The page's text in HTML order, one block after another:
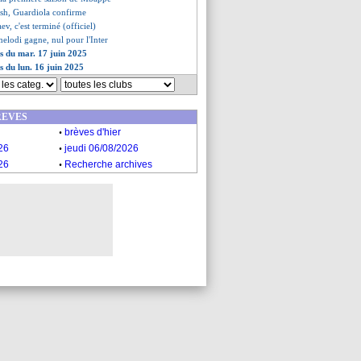
Guardiola confirme
c'est terminé (officiel)
gagne, nul pour l'Inter
du mar. 17 juin 2025
du lun. 16 juin 2025
. brèves d'hier
. jeudi 06/08/2026
. Recherche archives